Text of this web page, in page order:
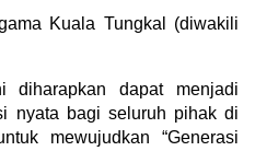
Kuala Tungkal (diwakili
diharapkan dapat menjadi
nyata bagi seluruh pihak di
mewujudkan “Generasi